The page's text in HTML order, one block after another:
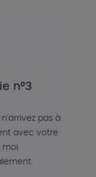
n°3
pas à
avec votre
moi.